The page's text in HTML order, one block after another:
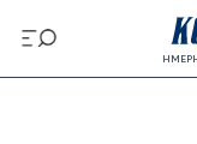
Παράκαμψη προς το